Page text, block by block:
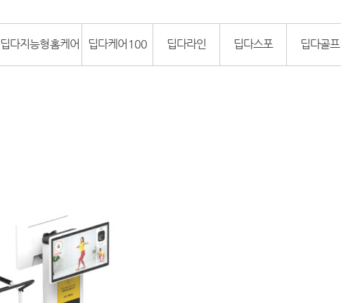
딥다지능형홈케어 딥다케어100 딥다라인 딥다스포 딥다골프